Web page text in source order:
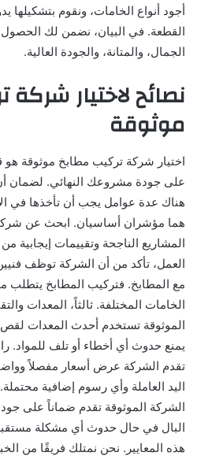
أجود أنواع الخامات، ونقوم بتشكيلها
القطعة. في البيان، نضمن لك
الجمال، والمتانة، والجودة العالية.
نصائح لاختيار
موثوقة
اختيار شركة تركيب مطابخ موثوقة
على جودة مشروعك النهائي. لضمان
هناك عدة عوامل يجب أن تأخذها في
هما مؤشران أساسيان. ابحث عن
المشاريع الناجحة وتقييمات إيجابية من
العمل، تأكد من أن الشركة توظف
مع المطابخ. فتركيب المطابخ يتطلب
الخامات المختلفة. ثالثاً، المعدات
الموثوقة تستخدم أحدث المعدات لقص
يمنع حدوث أي أخطاء أو تلف للمواد.
تقدم الشركة عرض أسعار مفصلاً
اليد العاملة وأي رسوم إضافية
الشركة الموثوقة تقدم ضماناً على
البال في حال حدوث أي مشكلة
هذه المعايير. نحن نمتلك فريقًا من